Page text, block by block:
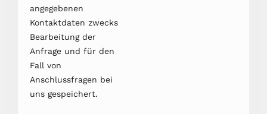
angegebenen
Kontaktdaten zwecks
Bearbeitung der
Anfrage und für den
Fall von
Anschlussfragen bei
uns gespeichert.